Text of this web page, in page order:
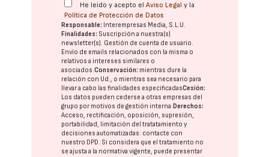
He leído y acepto elAviso Legal y la
Política de Protección de Datos
Responsable: Interempresas Media, S.L.U.
Finalidades: Suscripción a nuestra(s)
newsletter(s). Gestión de cuenta de usuario.
Envío de emails relacionados con la misma o
relativos a intereses similares o
asociados.Conservación: mientras dure la
relación con Ud., o mientras sea necesario para
llevar a cabo las finalidades especificadasCesión:
Los datos pueden cederse a otras empresas del
grupo por motivos de gestión interna. Derechos:
Acceso, rectificación, oposición, supresión,
portabilidad, limitación del tratatamiento y
decisiones automatizadas: contacte con
nuestro DPD. Si considera que el tratamiento no
se ajusta a la normativa vigente, puede presentar